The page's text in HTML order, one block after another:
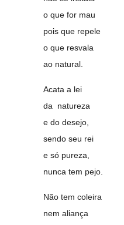
o que for mau
pois que repele
o que resvala
ao natural.
Acata a lei
da natureza
e do desejo,
sendo seu rei
e só pureza,
nunca tem pejo.
Não tem coleira
nem aliança